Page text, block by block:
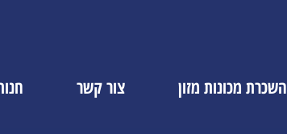
השכרת מכונות מזון צור קשר